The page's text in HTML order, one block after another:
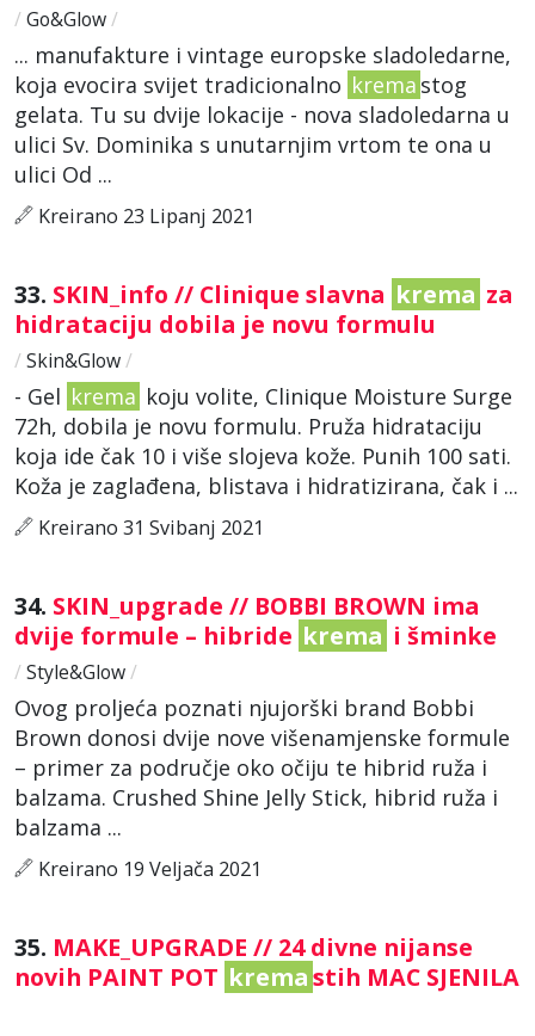
/ Go&Glow/
... manufakture i vintage europske sladoledarne,
koja evocira svijet tradicionalno krema stog
gelata. Tu su dvije lokacije - nova sladoledarna u
ulici Sv. Dominika s unutarnjim vrtom te ona u
ulici Od ...
Kreirano 23 Lipanj 2021
33. SKIN_info // Clinique slavna krema za
hidrataciju dobila je novu formulu
/ Skin&Glow/
- Gel krema koju volite, Clinique Moisture Surge
72h, dobila je novu formulu. Pruža hidrataciju
koja ide čak 10 i više slojeva kože. Punih 100 sati.
Koža je zaglađena, blistava i hidratizirana, čak i ...
Kreirano 31 Svibanj 2021
34. SKIN_upgrade // BOBBI BROWN ima
dvije formule – hibride krema i šminke
/ Style&Glow/
Ovog proljeća poznati njujorški brand Bobbi
Brown donosi dvije nove višenamjenske formule
– primer za područje oko očiju te hibrid ruža i
balzama. Crushed Shine Jelly Stick, hibrid ruža i
balzama ...
Kreirano 19 Veljača 2021
35. MAKE_UPGRADE // 24 divne nijanse
novih PAINT POT kremastih MAC SJENILA